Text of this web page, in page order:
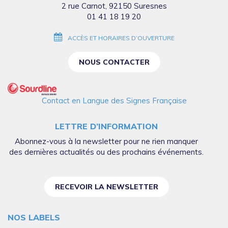
2 rue Carnot, 92150 Suresnes
01 41 18 19 20
ACCÈS ET HORAIRES D’OUVERTURE
NOUS CONTACTER
Contact en Langue des Signes Française
LETTRE D’INFORMATION
Abonnez-vous à la newsletter pour ne rien manquer
des dernières actualités ou des prochains événements.
RECEVOIR LA NEWSLETTER
NOS LABELS